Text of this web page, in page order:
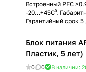
Встроенный PFC
-20…+45C⁰.
Гарантийный срок 5
Блок питания
Пластик, 5 лет)
0 0 В наличии: